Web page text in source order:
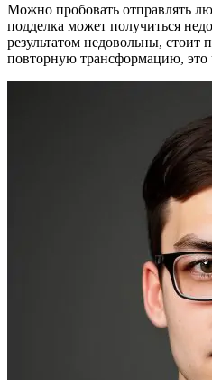
Можно пробовать отправлять
подделка может получиться
результатом недовольны, стоит
повторную трансформацию, это